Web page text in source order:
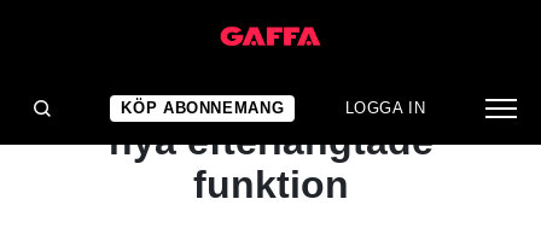
KÖP ABONNEMANG LOGGA IN
NYHET
Så aktiverar du Spotifys
nya efterlängtade
funktion